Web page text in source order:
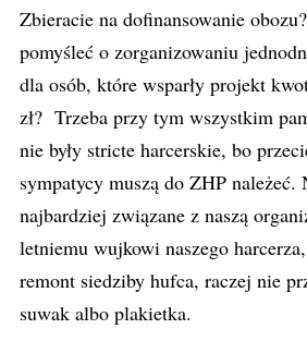
Zbieracie na dofinansowanie
pomyśleć o zorganizowaniu
dla osób, które wsparły projekt
zł? Trzeba przy tym wszystkim
nie były stricte harcerskie, bo
sympatycy muszą do ZHP należeć.
najbardziej związane z naszą
letniemu wujkowi naszego
remont siedziby hufca, raczej nie
suwak albo plakietka.